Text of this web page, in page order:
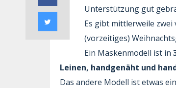
Unterstützung gut
Es gibt mittlerweile
(vorzeitiges)
Ein Maskenmodell ist in
Leinen, handgenäht und
Das andere Modell ist etwas